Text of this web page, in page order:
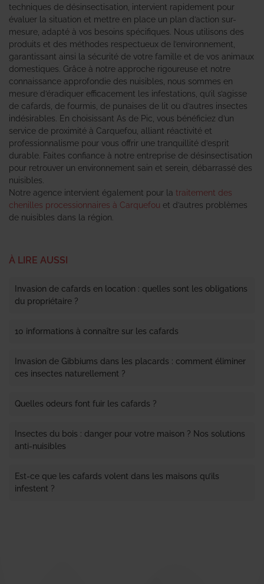
techniques de désinsectisation, intervient rapidement pour
évaluer la situation et mettre en place un plan d’action sur-
mesure, adapté à vos besoins spécifiques. Nous utilisons des
produits et des méthodes respectueux de l’environnement,
garantissant ainsi la sécurité de votre famille et de vos animaux
domestiques. Grâce à notre approche rigoureuse et notre
connaissance approfondie des nuisibles, nous sommes en
mesure d’éradiquer efficacement les infestations, qu’il s’agisse
de cafards, de fourmis, de punaises de lit ou d’autres insectes
indésirables. En choisissant As de Pic, vous bénéficiez d’un
service de proximité à Carquefou, alliant réactivité et
professionnalisme pour vous offrir une tranquillité d’esprit
durable. Faites confiance à notre entreprise de désinsectisation
pour retrouver un environnement sain et serein, débarrassé des
nuisibles.
Notre agence intervient également pour la traitement des
chenilles processionnaires à Carquefou et d’autres problèmes
de nuisibles dans la région.
À LIRE AUSSI
Invasion de cafards en location : quelles sont les obligations
du propriétaire ?
10 informations à connaître sur les cafards
Invasion de Gibbiums dans les placards : comment éliminer
ces insectes naturellement ?
Quelles odeurs font fuir les cafards ?
Insectes du bois : danger pour votre maison ? Nos solutions
anti-nuisibles
Est-ce que les cafards volent dans les maisons qu’ils
infestent ?